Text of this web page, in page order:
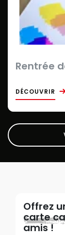
Rentrée
DÉCOUVRIR
Offrez
carte
amis !